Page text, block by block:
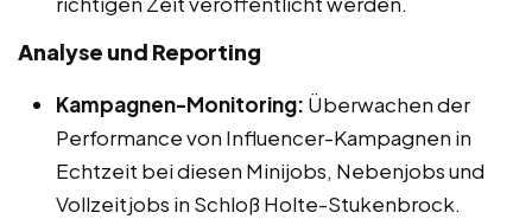
Analyse und Reporting
Kampagnen-Monitoring: Überwachen der
Performance von Influencer-Kampagnen in
Echtzeit bei diesen Minijobs, Nebenjobs und
Vollzeitjobs in Schloß Holte-Stukenbrock.